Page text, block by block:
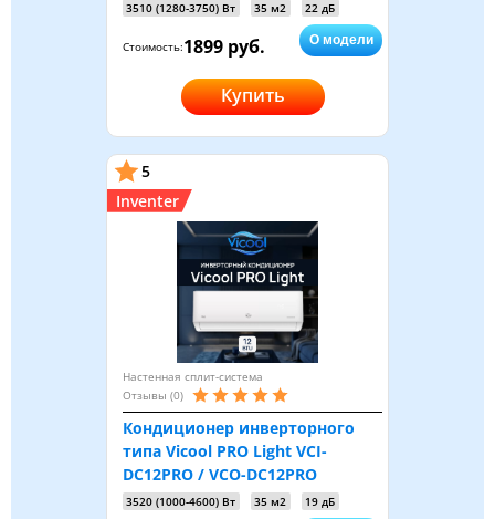
3510 (1280-3750) Вт 35 м2 22 дБ
Стоимость:1899 руб. О модели
Купить
5
Inventer
Настенная сплит-система
Отзывы (0)
Кондиционер инверторного
типа Vicool PRO Light VCI-
DC12PRO / VCO-DC12PRO
3520 (1000-4600) Вт 35 м2 19 дБ